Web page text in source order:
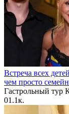
Встреча всех
чем просто
Гастрольный тур
01.1к.